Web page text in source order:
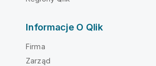
Informacje O Qlik
Firma
Zarząd